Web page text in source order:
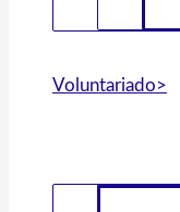
Voluntariado>